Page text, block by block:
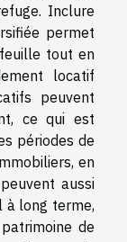
Inclure
permet
tout en
locatif
peuvent
ce qui est
périodes de
en
aussi
à long terme,
de